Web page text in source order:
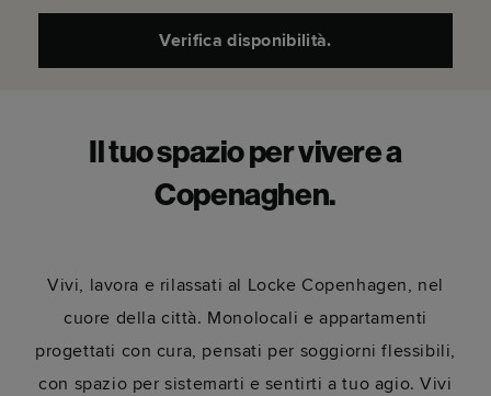
Verifica disponibilità.
Il tuo spazio per vivere a
Copenaghen.
Vivi, lavora e rilassati al Locke Copenhagen, nel
cuore della città. Monolocali e appartamenti
progettati con cura, pensati per soggiorni flessibili,
con spazio per sistemarti e sentirti a tuo agio. Vivi